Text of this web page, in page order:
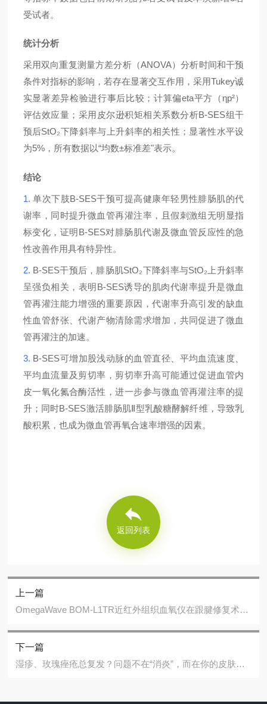
受试者。
统计分析
采用双向重复测量方差分析（ANOVA）分析时间和干预
条件对指标的影响，若存在显著交互作用，采用Tukey诚
实显著差异检验进行事后比较；计算偏eta平方（ ηp²）
评估效应量；采用皮尔逊积矩相关系数分析B-SES组干
预后StO₂下降斜率与上升斜率的相关性；显著性水平设
为5%，所有数据以“均数±标准差"表示。
结论
1.单次下肢B-SES干预可提高健康年轻男性腓肠肌的代
谢率，同时提升微血管再灌注率，且假刺激组无明显指
标变化，证明 B-SES对腓肠肌代谢及微血管反应性的急
性改善作用具有特异性。
2. B-SES干预后，腓肠肌StO₂下降斜率与StO₂上升斜率
呈强负相关，表明 B-SES诱导的肌肉代谢率提升是微血
管再灌注能力增强的重要原因，代谢率升高引发的缺血
性血管舒张、代谢产物清除需求增加，共同促进了微血
管再灌注的加速。
3. B-SES可增加股浅动脉的血管直径、平均血流速度、
平均血流量及剪切率，剪切率升高可能通过促进血管内
皮一氧化氮合酶活性，进一步参与微血管再灌注率的提
升；同时B-SES激活腓肠肌Ⅱ型乳酸糖酵解纤维，导致乳
酸积累，也成为微血管再氧合速率增强的因素。
返回列表
上一篇
OmegaWave BOM-L1TR近红外组织血氧仪在跟腱修复术后血氧监测中的研究应用
下一篇
湿疹、玫瑰痤疮总复发？问题不在“消炎”，而在你的皮肤菌群！